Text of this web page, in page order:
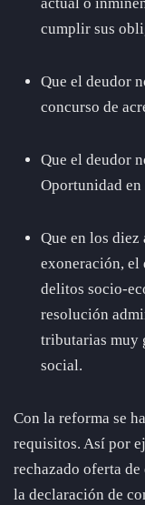
cumplir sus
Que el deudor
concurso de
Que el deudor
Oportunidad
Que en los
exoneración, el
delitos socio-
resolución
tributarias muy
social.
Con la reforma se
requisitos. Así por
rechazado oferta
la declaración de